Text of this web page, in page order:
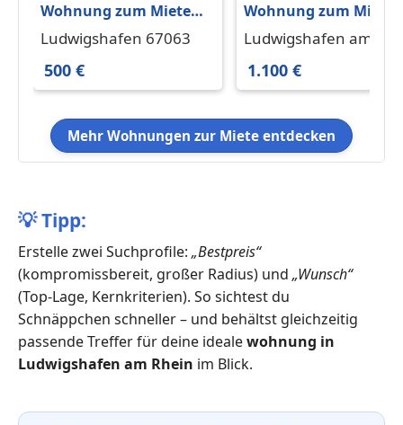
Wohnung zum Mieten
in Ludwigshafen 500 €
Ludwigshafen 67063
500 €
Wohnung zum Mieten
in Ludwigshafen am
Ludwigshafen am
Rhein 67063
1.100 €
Mehr Wohnungen zur Miete entdecken
💡Tipp:
Erstelle zwei Suchprofile: „Bestpreis“
(kompromissbereit, großer Radius) und „Wunsch“
(Top-Lage, Kernkriterien). So sichtest du
Schnäppchen schneller – und behältst gleichzeitig
passende Treffer für deine idealewohnung in
Ludwigshafen am Rhein im Blick.